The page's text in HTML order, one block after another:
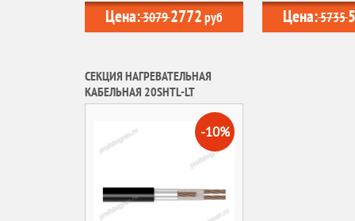
Цена:30792772руб Цена:5735
СЕКЦИЯ НАГРЕВАТЕЛЬНАЯ
КАБЕЛЬНАЯ 20SHTL-LT
-10%